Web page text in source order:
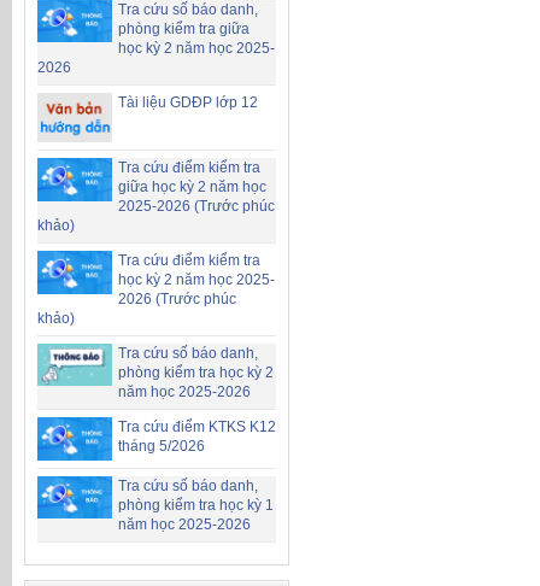
Tra cứu số báo danh,
phòng kiểm tra giữa
học kỳ 2 năm học 2025-
2026
Tài liệu GDĐP lớp 12
Tra cứu điểm kiểm tra
giữa học kỳ 2 năm học
2025-2026 (Trước phúc
khảo)
Tra cứu điểm kiểm tra
học kỳ 2 năm học 2025-
2026 (Trước phúc
khảo)
Tra cứu số báo danh,
phòng kiểm tra học kỳ 2
năm học 2025-2026
Tra cứu điểm KTKS K12
tháng 5/2026
Tra cứu số báo danh,
phòng kiểm tra học kỳ 1
năm học 2025-2026